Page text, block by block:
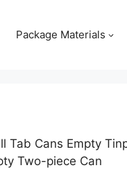
Package Materials
Tab Cans Empty
Two-piece Can